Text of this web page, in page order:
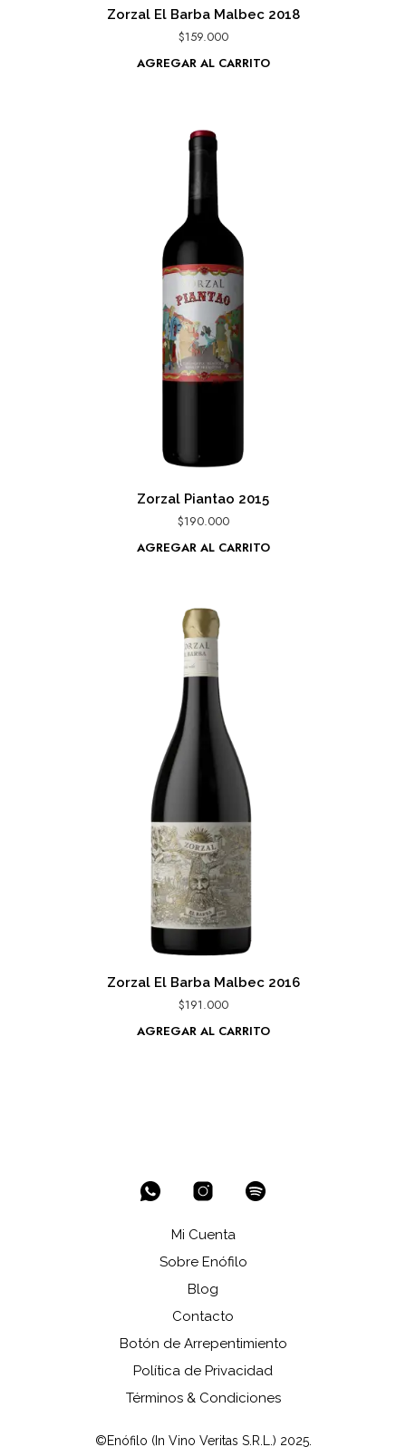
Zorzal El Barba Malbec 2018
$159.000
AGREGAR AL CARRITO
Zorzal Piantao 2015
$190.000
AGREGAR AL CARRITO
Zorzal El Barba Malbec 2016
$191.000
AGREGAR AL CARRITO
Mi Cuenta
Sobre Enófilo
Blog
Contacto
Botón de Arrepentimiento
Política de Privacidad
Términos & Condiciones
©Enófilo (In Vino Veritas S.R.L.) 2025.